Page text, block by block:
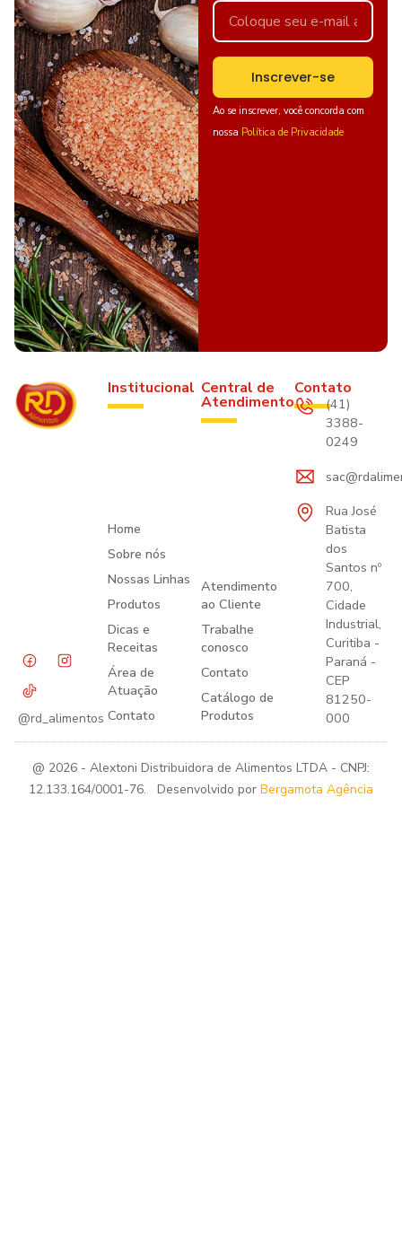
Inscrever-se
Ao se inscrever, você concorda com
nossa Política de Privacidade
@rd_alimentos
Institucional
Home
Sobre nós
Nossas Linhas
Produtos
Dicas e
Receitas
Área de
Atuação
Contato
Central de
Atendimento
Atendimento
ao Cliente
Trabalhe
conosco
Contato
Catálogo de
Produtos
Contato
(41)
3388-
0249
Rua José
Batista
dos
Santos nº
700,
Cidade
Industrial,
Curitiba -
Paraná -
CEP
81250-
000
@ 2026 - Alextoni Distribuidora de Alimentos LTDA - CNPJ:
12.133.164/0001-76. Desenvolvido por Bergamota Agência